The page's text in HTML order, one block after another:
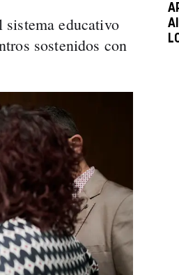
sistema educativo
sostenidos con